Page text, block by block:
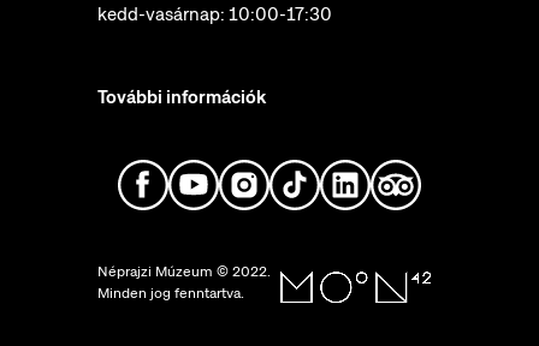
kedd-vasárnap: 10:00-17:30
További információk
Néprajzi Múzeum © 2022.
Minden jog fenntartva.